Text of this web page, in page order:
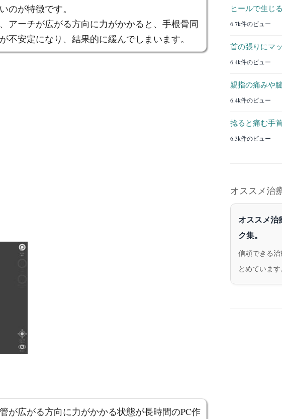
のが特徴です。
アーチが広がる方向に力がかかると、手根骨同
不安定になり、結果的に緩んでしまいます。
が広がる方向に力がかかる状態が長時間のPC作
ヒールで生じ
6.7k件のビュー
首の張りにマ
6.4k件のビュー
親指の痛みや
6.4k件のビュー
捻ると痛む手
6.3k件のビュー
オススメ治
オススメ治
ク集。
信頼できる
とめています